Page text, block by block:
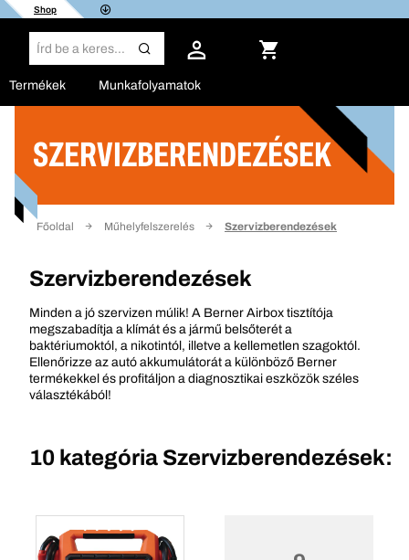
Shop
Termékek Munkafolyamatok
SZERVIZBERENDEZÉSEK
Főoldal Műhelyfelszerelés Szervizberendezések
Szervizberendezések
Minden a jó szervizen múlik! A Berner Airbox tisztítója
megszabadítja a klímát és a jármű belsőterét a
baktériumoktól, a nikotintól, illetve a kellemetlen szagoktól.
Ellenőrizze az autó akkumulátorát a különböző Berner
termékekkel és profitáljon a diagnosztikai eszközök széles
választékából!
10 kategória Szervizberendezések:
Szűrő